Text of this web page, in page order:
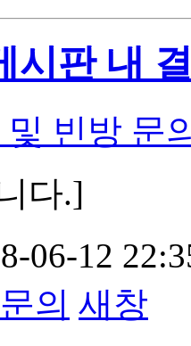
시판 내
및 빈방 문
다.]
06-12
의 새창